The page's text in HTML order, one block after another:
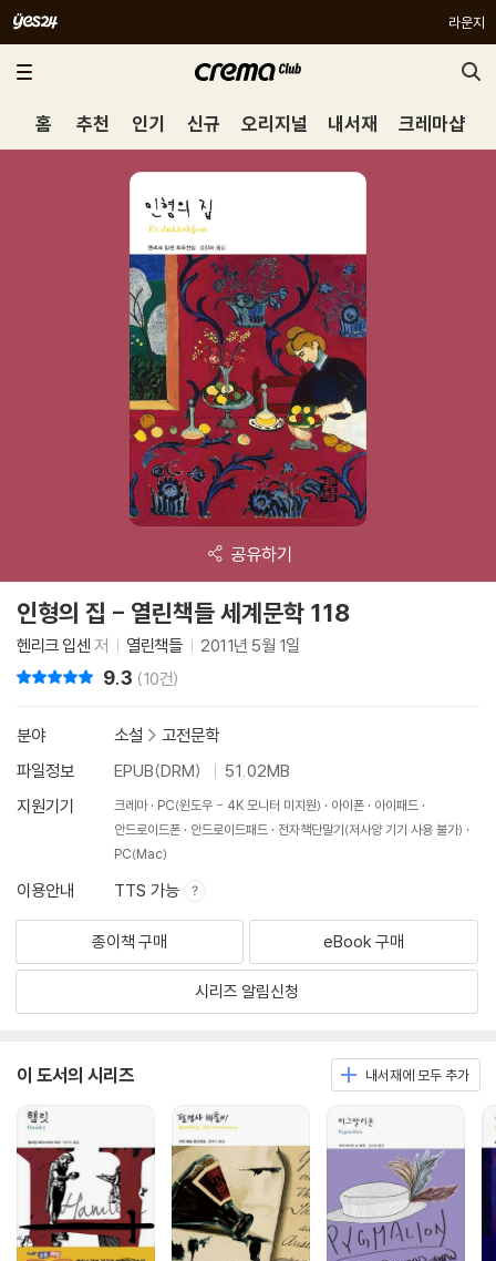
라운지
홈 추천 인기 신규 오리지널 내서재 크레마샵
공유하기
인형의 집 - 열린책들 세계문학 118
헨리크 입센 저 열린책들 2011년 5월 1일
9.3 (10건)
분야 소설 > 고전문학
파일정보
EPUB(DRM)
51.02MB
지원기기
크레마 PC(윈도우 - 4K 모니터 미지원) 아이폰
아이패드
안드로이드폰
안드로이드패드
전자책단말기(저사양 기기 사용 불가)
PC(Mac)
이용안내 TTS 가능
종이책 구매 eBook 구매
시리즈 알림신청
이 도서의 시리즈 내서재에 모두 추가